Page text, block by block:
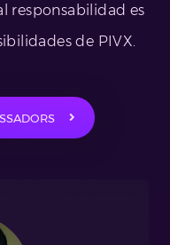
responsabilidad es
de PIVX.